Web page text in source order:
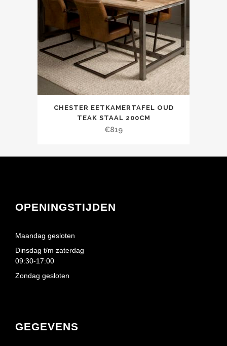
CHESTER EETKAMERTAFEL OUD
TEAK STAAL 200CM
€819
GEGEVENS
OPENINGSTIJDEN
Maandag gesloten
Dinsdag t/m zaterdag
09:30-17:00
Zondag gesloten